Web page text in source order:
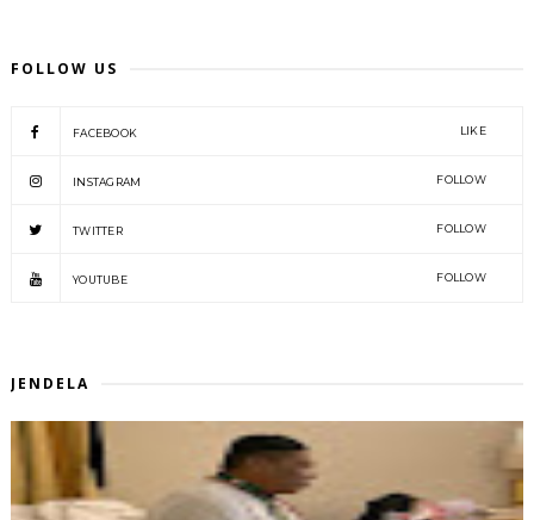
FOLLOW US
FACEBOOK LIKE
INSTAGRAM FOLLOW
TWITTER FOLLOW
YOUTUBE FOLLOW
JENDELA